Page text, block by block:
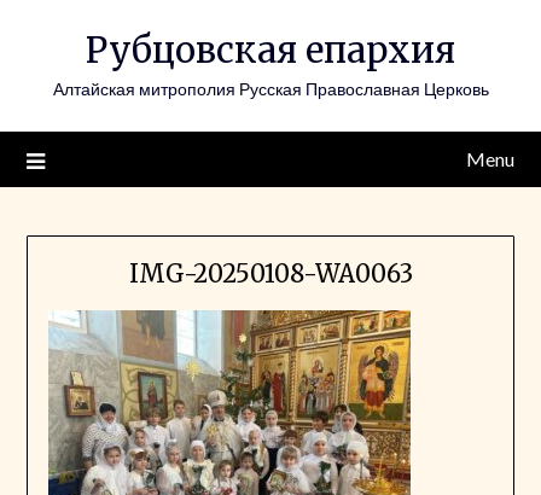
Рубцовская епархия
Алтайская митрополия Русская Православная Церковь
Menu
IMG-20250108-WA0063